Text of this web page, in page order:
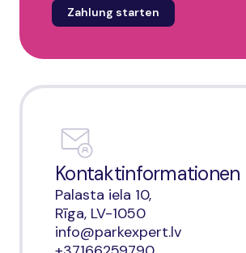
Zahlung starten
Kontaktinformationen
Palasta iela 10,
Rīga, LV-1050
info@parkexpert.lv